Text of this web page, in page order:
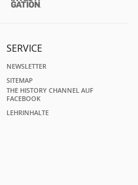
SERVICE
NEWSLETTER
SITEMAP
THE HISTORY CHANNEL AUF
FACEBOOK
LEHRINHALTE